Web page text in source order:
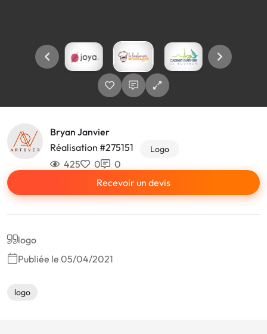
Bryan Janvier
Réalisation #275151
Logo
425 0
0
Recevoir un devis
logo
Publiée le 05/04/2021
logo